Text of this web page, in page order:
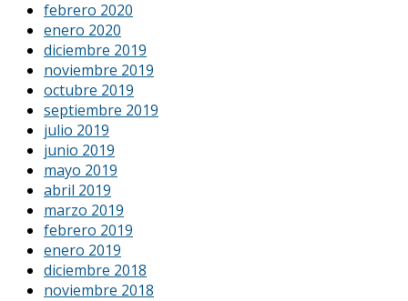
febrero 2020
enero 2020
diciembre 2019
noviembre 2019
octubre 2019
septiembre 2019
julio 2019
junio 2019
mayo 2019
abril 2019
marzo 2019
febrero 2019
enero 2019
diciembre 2018
noviembre 2018